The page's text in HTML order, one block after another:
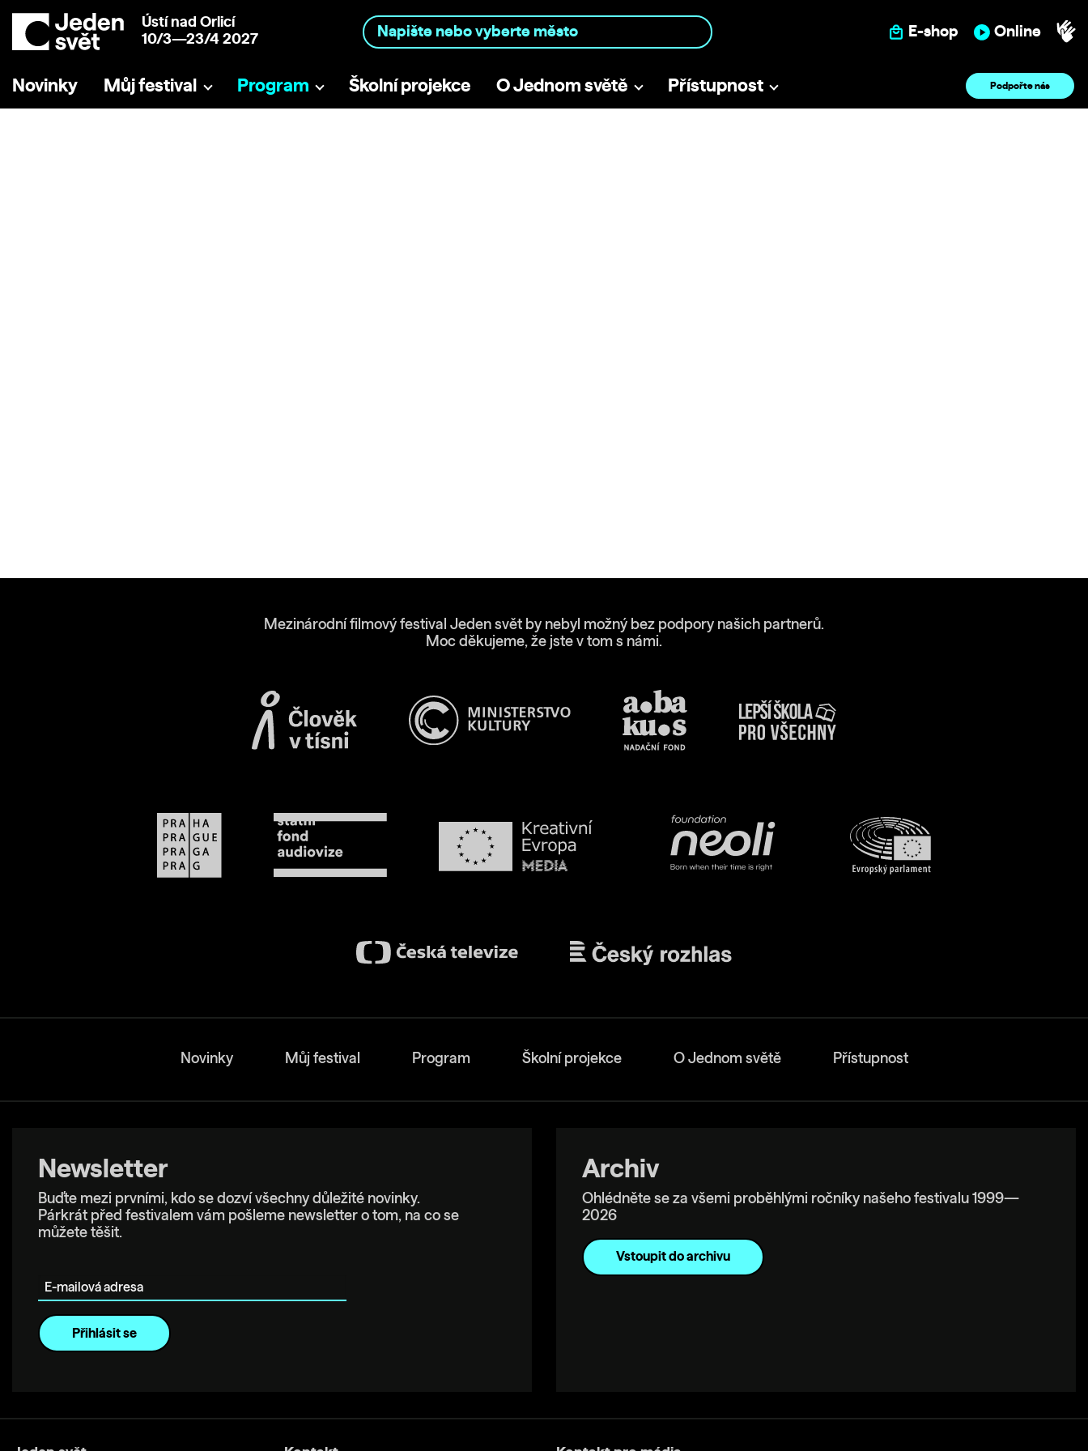
Ústí nad Orlicí
10/3—23/4 2027
E-shop Online
Novinky Můj festival Program Školní projekce O Jednom světě Přístupnost Podpořte nás
Mezinárodní filmový festival Jeden svět by nebyl možný bez podpory našich partnerů.
Moc děkujeme, že jste v tom s námi.
Novinky Můj festival Program Školní projekce O Jednom světě Přístupnost
Newsletter
Buďte mezi prvními, kdo se dozví všechny důležité novinky.
Párkrát před festivalem vám pošleme newsletter o tom, na co se
můžete těšit.
Archiv
Ohlédněte se za všemi proběhlými ročníky našeho festivalu 1999—
2026
Vstoupit do archivu